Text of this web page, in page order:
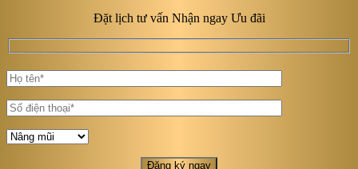
Đặt lịch tư vấn Nhận ngay Ưu đãi